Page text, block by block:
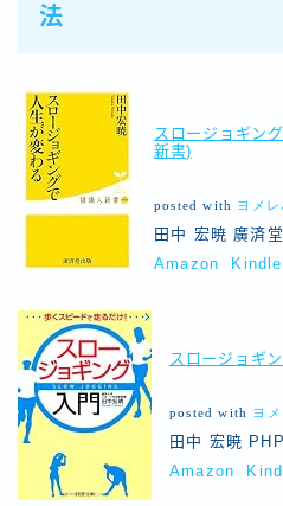
法
スロージョギン
新書)
posted with ヨメレ
田中 宏暁 廣済
Amazon
Kindle
スロージョギ
posted with ヨ
田中 宏暁
Amazon